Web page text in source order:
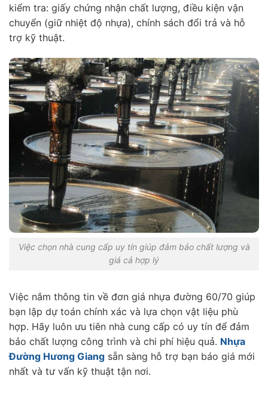
kiểm tra: giấy chứng nhận chất lượng, điều kiện vận
chuyển (giữ nhiệt độ nhựa), chính sách đổi trả và hỗ
trợ kỹ thuật.
Việc chọn nhà cung cấp uy tín giúp đảm bảo chất lượng và
giá cả hợp lý
Việc nắm thông tin về đơn giá nhựa đường 60/70 giúp
bạn lập dự toán chính xác và lựa chọn vật liệu phù
hợp. Hãy luôn ưu tiên nhà cung cấp có uy tín để đảm
bảo chất lượng công trình và chi phí hiệu quả. Nhựa
Đường Hương Giang sẵn sàng hỗ trợ bạn báo giá mới
nhất và tư vấn kỹ thuật tận nơi.